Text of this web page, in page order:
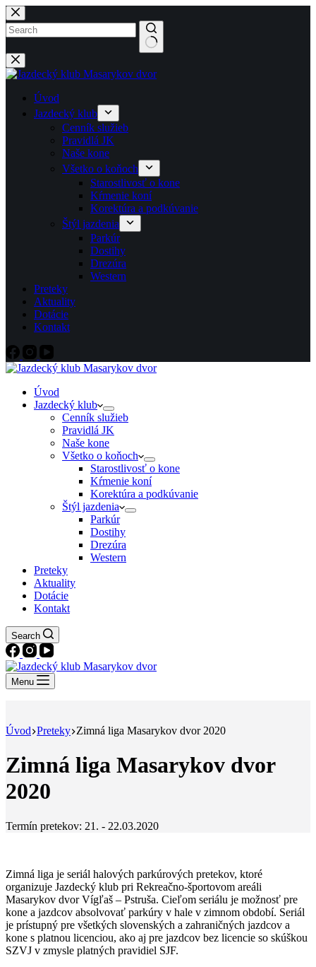
Späť
na
obsah
No
results
Úvod
Jazdecký klub
Cenník služieb
Pravidlá JK
Naše kone
Všetko o koňoch
Starostlivosť o kone
Kŕmenie koní
Korektúra a podkúvanie
Štýl jazdenia
Parkúr
Dostihy
Drezúra
Western
Preteky
Aktuality
Dotácie
Kontakt
Úvod
Jazdecký klub
Cenník služieb
Pravidlá JK
Naše kone
Všetko o koňoch
Starostlivosť o kone
Kŕmenie koní
Korektúra a podkúvanie
Štýl jazdenia
Parkúr
Dostihy
Drezúra
Western
Preteky
Aktuality
Dotácie
Kontakt
Search
Menu
Úvod Preteky Zimná liga Masarykov dvor 2020
Zimná liga Masarykov dvor
2020
Termín pretekov: 21. - 22.03.2020
Zimná liga je seriál halových parkúrových pretekov, ktoré
organizuje Jazdecký klub pri Rekreačno-športovom areáli
Masarykov dvor Vígľaš – Pstruša. Cieľom seriálu je možnosť pre
kone a jazdcov absolvovať parkúry v hale v zimnom období. Seriál
je prístupný pre všetkých slovenských a zahraničných jazdcov a
kone s platnou licenciou, ako aj pre jazdcov bez licencie so skúškou
SZVJ v zmysle platných pravidiel SJF.